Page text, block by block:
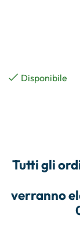
Disponibile
Tutti gli
verranno